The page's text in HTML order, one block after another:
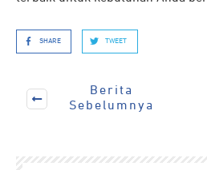
SHARE TWEET
Berita
Sebelumnya